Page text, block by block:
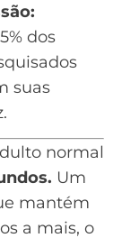
dos
suas
normal
Um
mantém
a mais, o